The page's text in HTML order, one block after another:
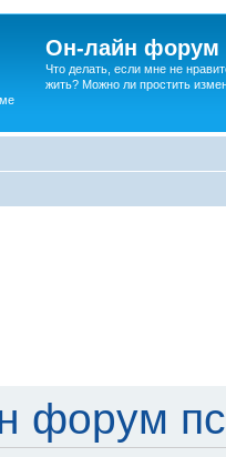
Он-лайн форум
Что делать, если мне не
жить? Можно ли простить
форум